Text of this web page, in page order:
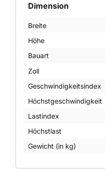
Dimension
Breite
Höhe
Bauart
Zoll
Geschwindigkeitsindex
Höchstgeschwindigkeit
Lastindex
Höchstlast
Gewicht (in kg)